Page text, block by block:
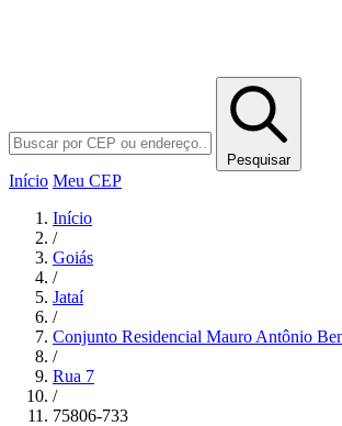
Pesquisar
Início Meu CEP
Início
/
Goiás
/
Jataí
/
Conjunto Residencial Mauro Antônio
/
Rua 7
/
75806-733